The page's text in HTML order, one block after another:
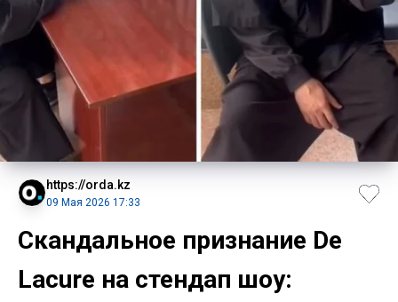
https://orda.kz
09 Мая 2026 17:33
Скандальное признание De
Lacure на стендап шоу: